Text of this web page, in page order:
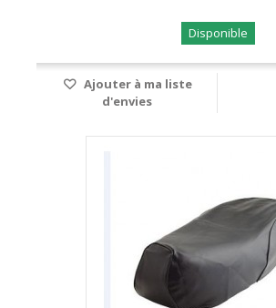
Disponible
Ajouter à ma liste
d'envies